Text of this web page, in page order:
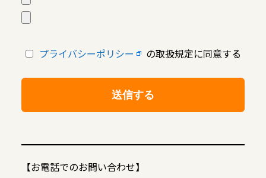
プライバシーポリシー の取扱規定に同意する
【お電話でのお問い合わせ】